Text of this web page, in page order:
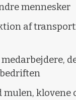
mennesker
af
klovene